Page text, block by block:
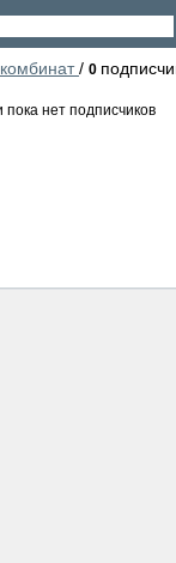
/ 0
нет подписчиков